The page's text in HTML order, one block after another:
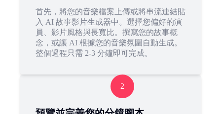
首先，將您的音樂檔案上傳或將串流連結貼
入 AI 故事影片生成器中。選擇您偏好的演
員、影片風格與長寬比。撰寫您的故事概
念，或讓 AI 根據您的音樂氛圍自動生成。
整個過程只需 2-3 分鐘即可完成。
2